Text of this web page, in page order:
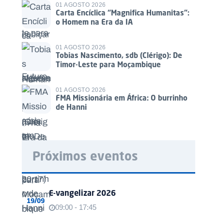
01 AGOSTO 2026
Carta Encíclica “Magnifica Humanitas”:
o Homem na Era da IA
01 AGOSTO 2026
Tobias Nascimento, sdb (Clérigo): De
Timor-Leste para Moçambique
01 AGOSTO 2026
FMA Missionária em África: O burrinho
de Hanni
Próximos eventos
19/09
E-vangelizar 2026
09:00 - 17:45